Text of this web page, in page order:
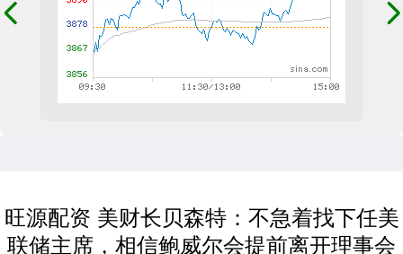
旺源配资 美财长贝森特：不急着找下任美
联储主席，相信鲍威尔会提前离开理事会